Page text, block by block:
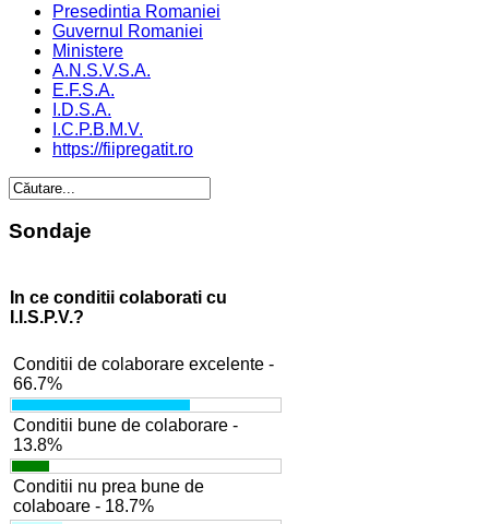
Presedintia Romaniei
Guvernul Romaniei
Ministere
A.N.S.V.S.A.
E.F.S.A.
I.D.S.A.
I.C.P.B.M.V.
https://fiipregatit.ro
Sondaje
In ce conditii colaborati cu
I.I.S.P.V.?
Conditii de colaborare excelente -
66.7%
Conditii bune de colaborare -
13.8%
Conditii nu prea bune de
colaboare - 18.7%